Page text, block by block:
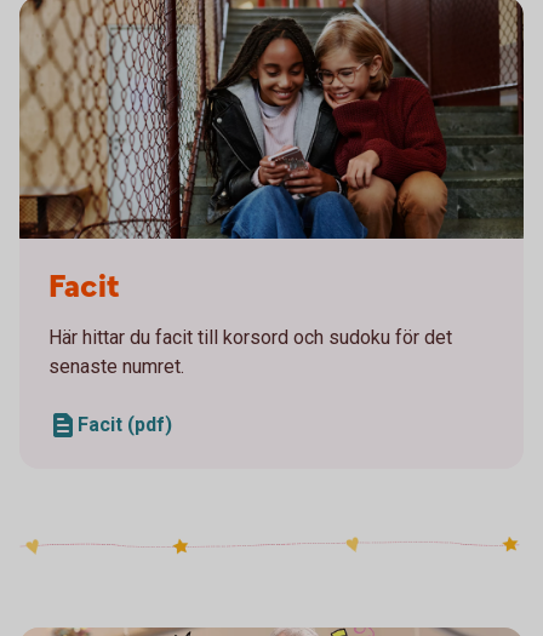
Facit
Här hittar du facit till korsord och sudoku för det
senaste numret.
Facit (pdf)